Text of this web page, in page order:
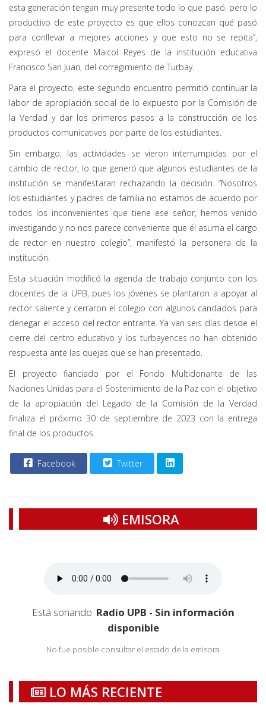
esta generación tengan muy presente todo lo que pasó, pero lo
productivo de este proyecto es que ellos conozcan qué pasó
para conllevar a mejores acciones y que esto no se repita”,
expresó el docente Maicol Reyes de la institución educativa
Francisco San Juan, del corregimiento de Turbay.
Para el proyecto, este segundo encuentro permitió continuar la
labor de apropiación social de lo expuesto por la Comisión de
la Verdad y dar los primeros pasos a la construcción de los
productos comunicativos por parte de los estudiantes.
Sin embargo, las actividades se vieron interrumpidas por el
cambio de rector, lo que generó que algunos estudiantes de la
institución se manifestaran rechazando la decisión. “Nosotros
los estudiantes y padres de familia no estamos de acuerdo por
todos los inconvenientes que tiene ese señor, hemos venido
investigando y no nos parece conveniente que él asuma el cargo
de rector en nuestro colegio”, manifestó la personera de la
institución.
Esta situación modificó la agenda de trabajo conjunto con los
docentes de la UPB, pues los jóvenes se plantaron a apoyar al
rector saliente y cerraron el colegio con algunos candados para
denegar el acceso del rector entrante. Ya van seis días desde el
cierre del centro educativo y los turbayences no han obtenido
respuesta ante las quejas que se han presentado.
El proyecto fianciado por el Fondo Multidonante de las
Naciones Unidas para el Sostenimiento de la Paz con el objetivo
de la apropiación del Legado de la Comisión de la Verdad
finaliza el próximo 30 de septiembre de 2023 con la entrega
final de los productos.
Facebook Twitter
EMISORA
Está sonando: Radio UPB - Sin información
disponible
No fue posible consultar el estado de la emisora
LO MÁS RECIENTE